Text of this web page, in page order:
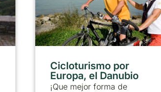
Cicloturismo por
Europa, el Danubio
¡Que mejor forma de